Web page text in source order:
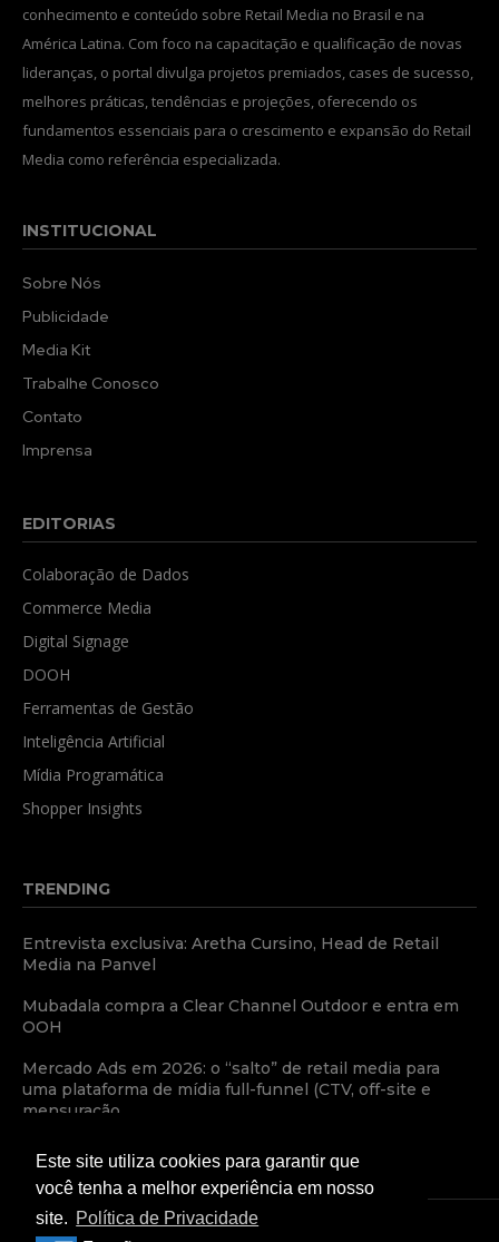
conhecimento e conteúdo sobre Retail Media no Brasil e na
América Latina. Com foco na capacitação e qualificação de novas
lideranças, o portal divulga projetos premiados, cases de sucesso,
melhores práticas, tendências e projeções, oferecendo os
fundamentos essenciais para o crescimento e expansão do Retail
Media como referência especializada.
INSTITUCIONAL
Sobre Nós
Publicidade
Media Kit
Trabalhe Conosco
Contato
Imprensa
EDITORIAS
Colaboração de Dados
Commerce Media
Digital Signage
DOOH
Ferramentas de Gestão
Inteligência Artificial
Mídia Programática
Shopper Insights
TRENDING
Entrevista exclusiva: Aretha Cursino, Head de Retail
Media na Panvel
Mubadala compra a Clear Channel Outdoor e entra em
OOH
Mercado Ads em 2026: o “salto” de retail media para
uma plataforma de mídia full-funnel (CTV, off-site e
mensuração...
Este site utiliza cookies para garantir que
você tenha a melhor experiência em nosso
site. Política de Privacidade